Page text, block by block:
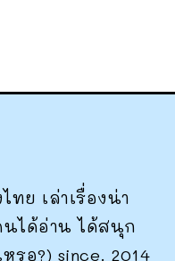
ทย เล่าเรื่องน่า
ได้อ่าน ได้สนุก
หรอ?) since. 2014